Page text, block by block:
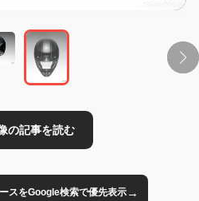
スをGoogle検索で優先表示→